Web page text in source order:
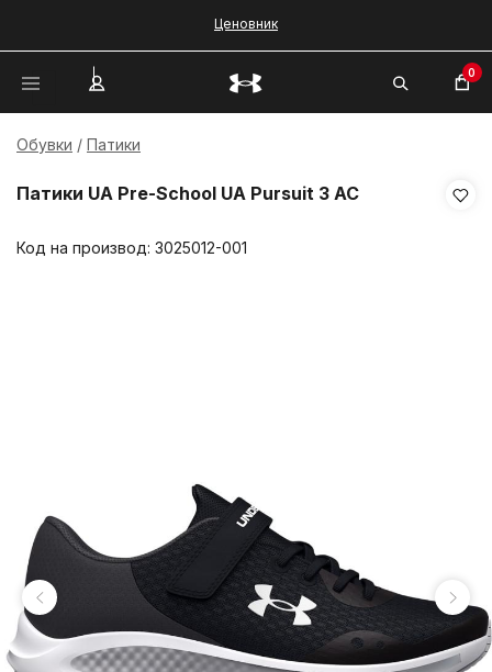
Ценовник
0
Обувки Патики
Патики UA Pre-School UA Pursuit 3 AC
Код на производ: 3025012-001